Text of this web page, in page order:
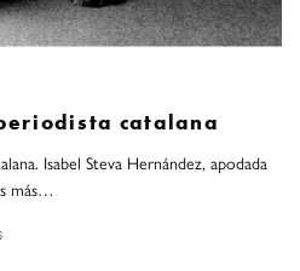
catalana
Isabel Steva Hernández, apodada
más…